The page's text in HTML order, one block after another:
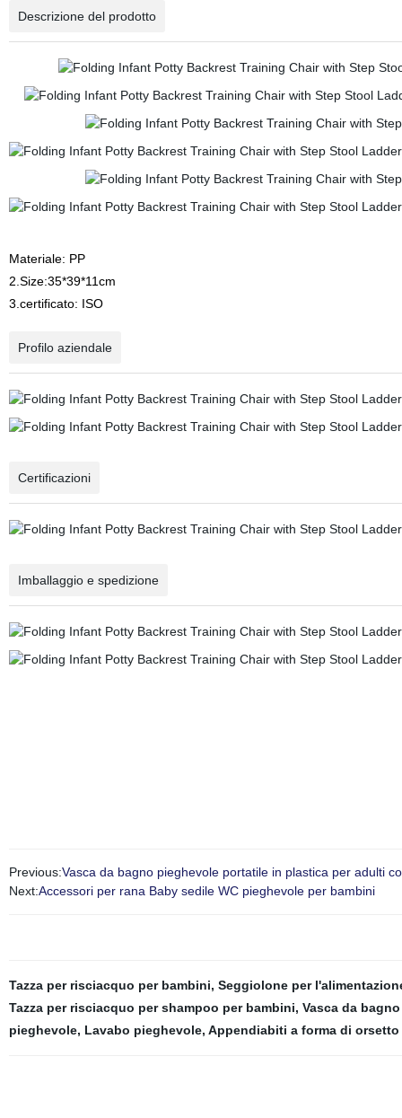
Descrizione del prodotto
Materiale: PP
2.Size:35*39*11cm
3.certificato: ISO
Profilo aziendale
Certificazioni
Imballaggio e spedizione
Previous:Vasca da bagno pieghevole portatile in plastica per adulti
Next:Accessori per rana Baby sedile WC pieghevole per bambini
Tazza per risciacquo per bambini, Seggiolone per
Tazza per risciacquo per shampoo per bambini, Vasca da
pieghevole, Lavabo pieghevole, Appendiabiti a forma di